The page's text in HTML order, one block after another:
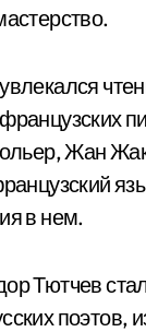
Жан
в нем.
Тютчев
поэтов,